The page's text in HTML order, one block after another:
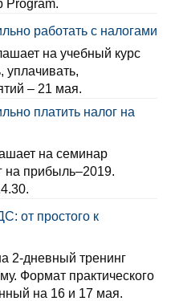
Program.
работать с налогами
на учебный курс
уплачивать,
– 21 мая.
платить налог на
на семинар
на прибыль–2019.
от простого к
2-дневный тренинг
Формат практического
на 16 и 17 мая.